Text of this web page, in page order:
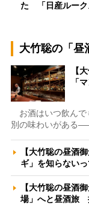
た 「日産ルーク
大竹聡の「昼
【
「
お酒はいつ飲んで
別の味わいがある
【大竹聡の昼酒
ギ」を知らない
【大竹聡の昼酒
場」へと昼酒旅